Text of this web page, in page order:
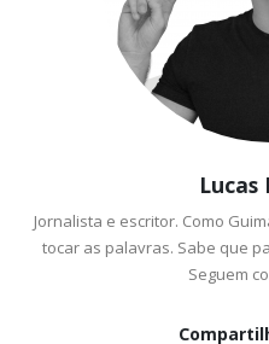
Lucas
Jornalista e escritor. Como
tocar as palavras. Sabe que
Seguem